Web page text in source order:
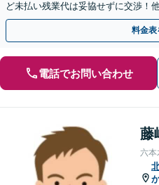
ど未払い残業代は妥協せずに交渉！
ださい。【解決事例が豊富】土曜日
料金表
電話でお問い合わせ
藤
六本